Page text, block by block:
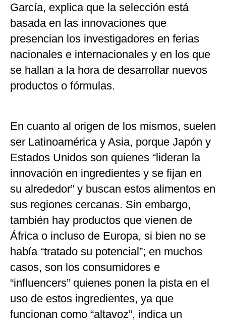
García, explica que la selección está
basada en las innovaciones que
presencian los investigadores en ferias
nacionales e internacionales y en los que
se hallan a la hora de desarrollar nuevos
productos o fórmulas.
En cuanto al origen de los mismos, suelen
ser Latinoamérica y Asia, porque Japón y
Estados Unidos son quienes “lideran la
innovación en ingredientes y se fijan en
su alrededor” y buscan estos alimentos en
sus regiones cercanas. Sin embargo,
también hay productos que vienen de
África o incluso de Europa, si bien no se
había “tratado su potencial”; en muchos
casos, son los consumidores e
“influencers” quienes ponen la pista en el
uso de estos ingredientes, ya que
funcionan como “altavoz”, indica un